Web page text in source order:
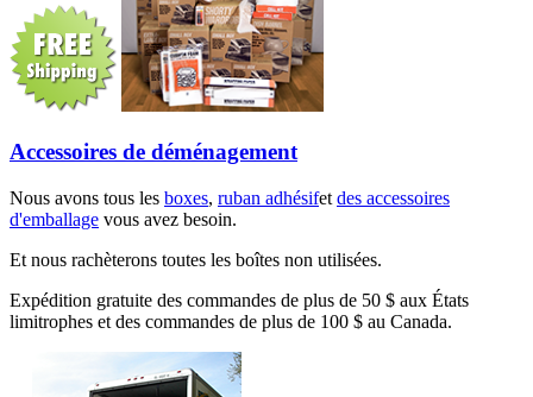
Accessoires de déménagement
Nous avons tous les boxes, ruban adhésifet des accessoires
d'emballage vous avez besoin.
Et nous rachèterons toutes les boîtes non utilisées.
Expédition gratuite des commandes de plus de 50 $ aux États
limitrophes et des commandes de plus de 100 $ au Canada.